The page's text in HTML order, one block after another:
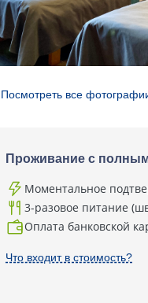
Посмотреть все
Проживание с
Моментальное
3-разовое питание
Оплата банковской
Что входит в стоимость?